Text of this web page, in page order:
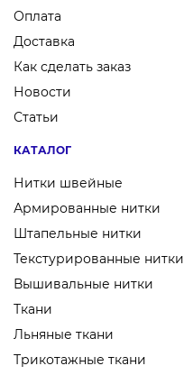
Оплата
Доставка
Как сделать заказ
Новости
Статьи
КАТАЛОГ
Нитки швейные
Армированные нитки
Штапельные нитки
Текстурированные нитки
Вышивальные нитки
Ткани
Льняные ткани
Трикотажные ткани